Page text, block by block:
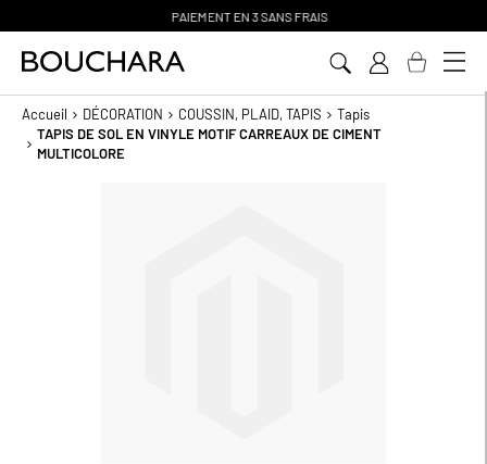
PAIEMENT EN 3 SANS FRAIS
Accueil DÉCORATION COUSSIN, PLAID, TAPIS
Tapis
TAPIS DE SOL EN VINYLE MOTIF CARREAUX DE CIMENT
MULTICOLORE